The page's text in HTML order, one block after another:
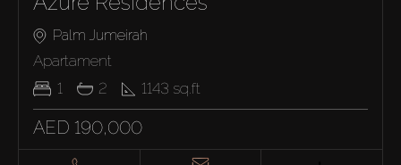
Palm Jumeirah
Apartament
1
2 1143 sq.ft
AED 190,000